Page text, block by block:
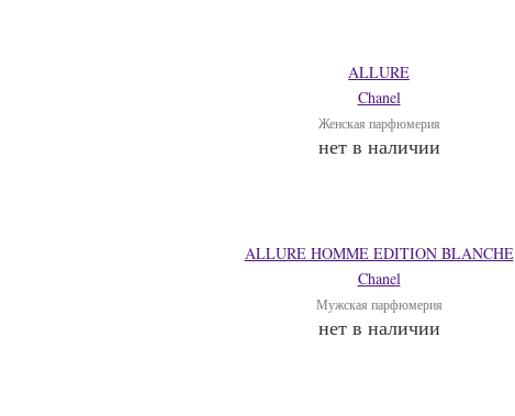
ALLURE
Chanel
Женская парфюмерия
нет в наличии
ALLURE HOMME EDITION BLANCHE
Chanel
Мужская парфюмерия
нет в наличии